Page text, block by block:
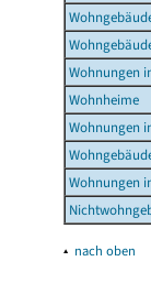
Wohnungen
Wohnheime
Wohnungen
Wohnungen
▴ nach oben